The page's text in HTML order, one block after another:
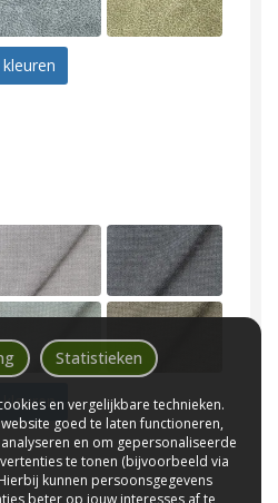
Statistieken
en vergelijkbare technieken.
goed te laten functioneren,
en om gepersonaliseerde
te tonen (bijvoorbeeld via
kunnen persoonsgegevens
beter op jouw interesses af te